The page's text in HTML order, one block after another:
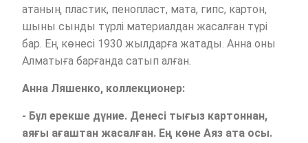
атаның пластик, пенопласт, мата, гипс, картон,
шыны сынды түрлі материалдан жасалған түрі
бар. Ең көнесі 1930 жылдарға жатады. Анна оны
Алматыға барғанда сатып алған.
Анна Ляшенко, коллекционер:
- Бұл ерекше дүние. Денесі тығыз картоннан,
аяғы ағаштан жасалған. Ең көне Аяз ата осы.